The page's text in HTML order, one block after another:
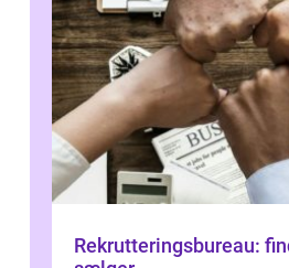
Rekrutteringsbureau: